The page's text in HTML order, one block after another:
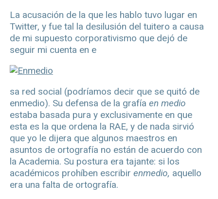
La acusación de la que les hablo tuvo lugar en
Twitter, y fue tal la desilusión del tuitero a causa
de mi supuesto corporativismo que dejó de
seguir mi cuenta en e
sa red social (podríamos decir que se quitó de
enmedio). Su defensa de la grafía en medio
estaba basada pura y exclusivamente en que
esta es la que ordena la RAE, y de nada sirvió
que yo le dijera que algunos maestros en
asuntos de ortografía no están de acuerdo con
la Academia. Su postura era tajante: si los
académicos prohíben escribir enmedio, aquello
era una falta de ortografía.